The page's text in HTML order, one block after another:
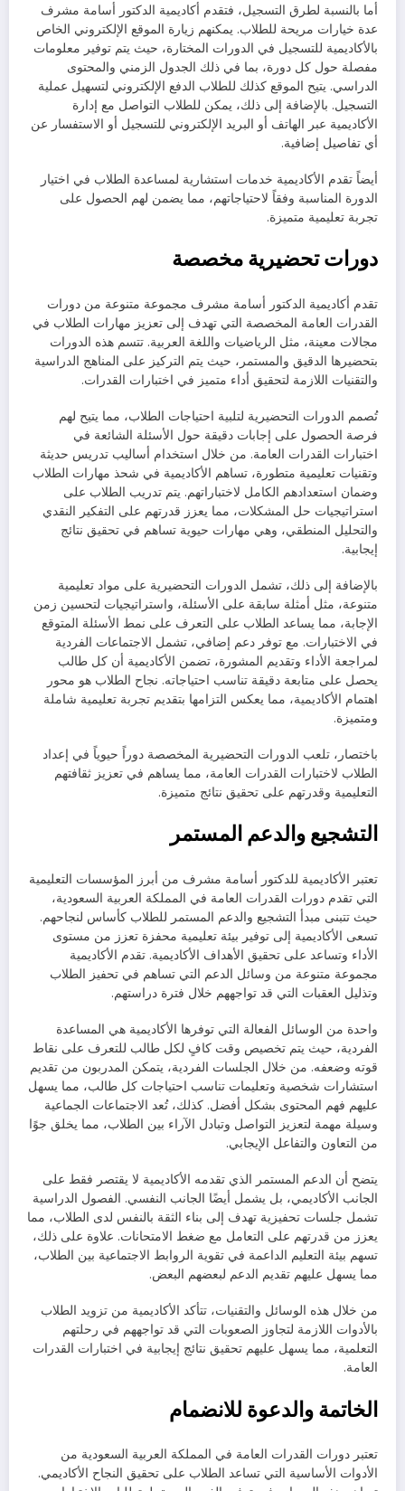
أما بالنسبة لطرق التسجيل، فتقدم أكاديمية الدكتور أسامة مشرف
عدة خيارات مريحة للطلاب. يمكنهم زيارة الموقع الإلكتروني الخاص
بالأكاديمية للتسجيل في الدورات المختارة، حيث يتم توفير معلومات
مفصلة حول كل دورة، بما في ذلك الجدول الزمني والمحتوى
الدراسي. يتيح الموقع كذلك للطلاب الدفع الإلكتروني لتسهيل عملية
التسجيل. بالإضافة إلى ذلك، يمكن للطلاب التواصل مع إدارة
الأكاديمية عبر الهاتف أو البريد الإلكتروني للتسجيل أو الاستفسار عن
أي تفاصيل إضافية.
أيضاً تقدم الأكاديمية خدمات استشارية لمساعدة الطلاب في اختيار
الدورة المناسبة وفقاً لاحتياجاتهم، مما يضمن لهم الحصول على
تجربة تعليمية متميزة.
دورات تحضيرية مخصصة
تقدم أكاديمية الدكتور أسامة مشرف مجموعة متنوعة من دورات
القدرات العامة المخصصة التي تهدف إلى تعزيز مهارات الطلاب في
مجالات معينة، مثل الرياضيات واللغة العربية. تتسم هذه الدورات
بتحضيرها الدقيق والمستمر، حيث يتم التركيز على المناهج الدراسية
والتقنيات اللازمة لتحقيق أداء متميز في اختبارات القدرات.
تُصمم الدورات التحضيرية لتلبية احتياجات الطلاب، مما يتيح لهم
فرصة الحصول على إجابات دقيقة حول الأسئلة الشائعة في
اختبارات القدرات العامة. من خلال استخدام أساليب تدريس حديثة
وتقنيات تعليمية متطورة، تساهم الأكاديمية في شحذ مهارات الطلاب
وضمان استعدادهم الكامل لاختباراتهم. يتم تدريب الطلاب على
استراتيجيات حل المشكلات، مما يعزز قدرتهم على التفكير النقدي
والتحليل المنطقي، وهي مهارات حيوية تساهم في تحقيق نتائج
إيجابية.
بالإضافة إلى ذلك، تشمل الدورات التحضيرية على مواد تعليمية
متنوعة، مثل أمثلة سابقة على الأسئلة، واستراتيجيات لتحسين زمن
الإجابة، مما يساعد الطلاب على التعرف على نمط الأسئلة المتوقع
في الاختبارات. مع توفر دعم إضافي، تشمل الاجتماعات الفردية
لمراجعة الأداء وتقديم المشورة، تضمن الأكاديمية أن كل طالب
يحصل على متابعة دقيقة تناسب احتياجاته. نجاح الطلاب هو محور
اهتمام الأكاديمية، مما يعكس التزامها بتقديم تجربة تعليمية شاملة
ومتميزة.
باختصار، تلعب الدورات التحضيرية المخصصة دوراً حيوياً في إعداد
الطلاب لاختبارات القدرات العامة، مما يساهم في تعزيز ثقافتهم
التعليمية وقدرتهم على تحقيق نتائج متميزة.
التشجيع والدعم المستمر
تعتبر الأكاديمية للدكتور أسامة مشرف من أبرز المؤسسات التعليمية
التي تقدم دورات القدرات العامة في المملكة العربية السعودية،
حيث تتبنى مبدأ التشجيع والدعم المستمر للطلاب كأساس لنجاحهم.
تسعى الأكاديمية إلى توفير بيئة تعليمية محفزة تعزز من مستوى
الأداء وتساعد على تحقيق الأهداف الأكاديمية. تقدم الأكاديمية
مجموعة متنوعة من وسائل الدعم التي تساهم في تحفيز الطلاب
وتذليل العقبات التي قد تواجههم خلال فترة دراستهم.
واحدة من الوسائل الفعالة التي توفرها الأكاديمية هي المساعدة
الفردية، حيث يتم تخصيص وقت كافٍ لكل طالب للتعرف على نقاط
قوته وضعفه. من خلال الجلسات الفردية، يتمكن المدربون من تقديم
استشارات شخصية وتعليمات تناسب احتياجات كل طالب، مما يسهل
عليهم فهم المحتوى بشكل أفضل. كذلك، تُعد الاجتماعات الجماعية
وسيلة مهمة لتعزيز التواصل وتبادل الآراء بين الطلاب، مما يخلق جوًا
من التعاون والتفاعل الإيجابي.
يتضح أن الدعم المستمر الذي تقدمه الأكاديمية لا يقتصر فقط على
الجانب الأكاديمي، بل يشمل أيضًا الجانب النفسي. الفصول الدراسية
تشمل جلسات تحفيزية تهدف إلى بناء الثقة بالنفس لدى الطلاب، مما
يعزز من قدرتهم على التعامل مع ضغط الامتحانات. علاوة على ذلك،
تسهم بيئة التعليم الداعمة في تقوية الروابط الاجتماعية بين الطلاب،
مما يسهل عليهم تقديم الدعم لبعضهم البعض.
من خلال هذه الوسائل والتقنيات، تتأكد الأكاديمية من تزويد الطلاب
بالأدوات اللازمة لتجاوز الصعوبات التي قد تواجههم في رحلتهم
التعلمية، مما يسهل عليهم تحقيق نتائج إيجابية في اختبارات القدرات
العامة.
الخاتمة والدعوة للانضمام
تعتبر دورات القدرات العامة في المملكة العربية السعودية من
الأدوات الأساسية التي تساعد الطلاب على تحقيق النجاح الأكاديمي.